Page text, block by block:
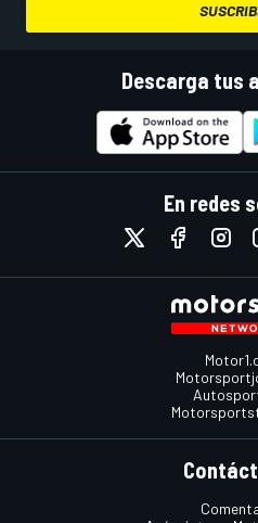
Descarga tus
En redes